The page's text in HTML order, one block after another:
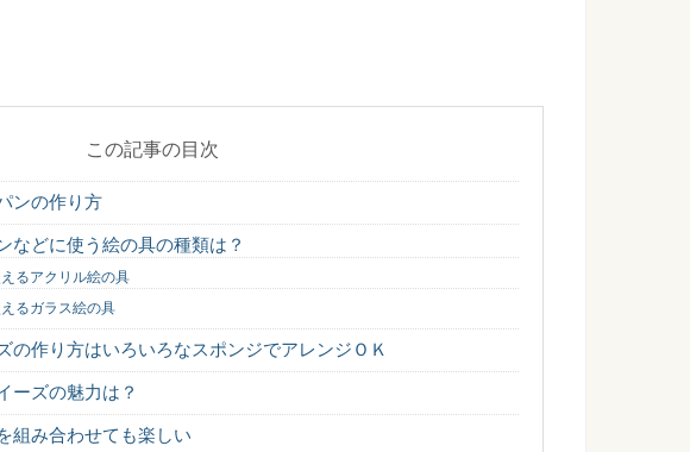
真鯛のお刺身はなんと言ってもコリコリとした歯ごたえと、あっさりとした白身の味
お弁当のメインにはご飯によく合う豚肉で決まり！
お弁当のメインにはやっぱり豚肉でしょう！ その理由は『ご飯に合う』から。 お弁当
韓国料理があんなに辛いのはなぜか。唐辛子が多く使われた理由
韓国料理と言うと、辛いものが多いというのが一番に浮かびます。 私達日本人にもな
この記事の目次
ンの作り方
どに使う絵の具の種類は？
るアクリル絵の具
るガラス絵の具
の作り方はいろいろなスポンジでアレンジＯＫ
ーズの魅力は？
組み合わせても楽しい